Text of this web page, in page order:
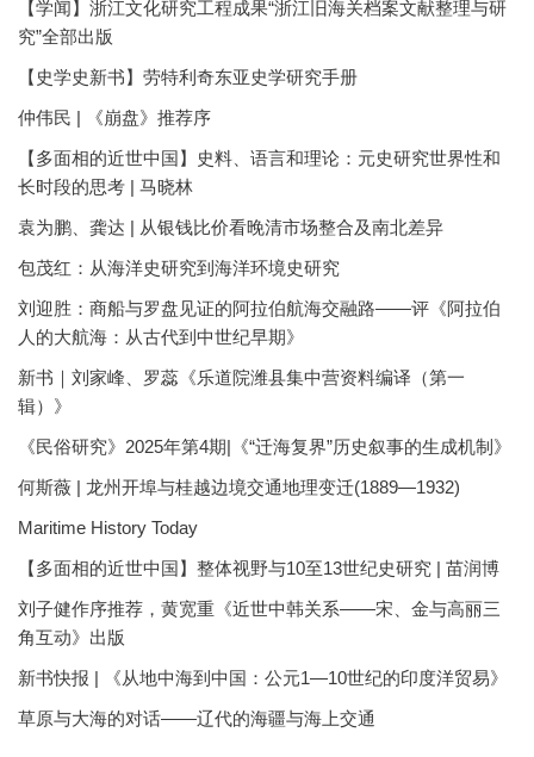
【学闻】浙江文化研究工程成果“浙江旧海关档案文献整理与研
究”全部出版
【史学史新书】劳特利奇东亚史学研究手册
仲伟民 | 《崩盘》推荐序
【多面相的近世中国】史料、语言和理论：元史研究世界性和
长时段的思考 | 马晓林
袁为鹏、龚达 | 从银钱比价看晚清市场整合及南北差异
包茂红：从海洋史研究到海洋环境史研究
刘迎胜：商船与罗盘见证的阿拉伯航海交融路——评《阿拉伯
人的大航海：从古代到中世纪早期》
新书｜刘家峰、罗蕊《乐道院潍县集中营资料编译（第一
辑）》
《民俗研究》2025年第4期|《“迁海复界”历史叙事的生成机制》
何斯薇 | 龙州开埠与桂越边境交通地理变迁(1889—1932)
Maritime History Today
【多面相的近世中国】整体视野与10至13世纪史研究 | 苗润博
刘子健作序推荐，黄宽重《近世中韩关系——宋、金与高丽三
角互动》出版
新书快报 | 《从地中海到中国：公元1—10世纪的印度洋贸易》
草原与大海的对话——辽代的海疆与海上交通